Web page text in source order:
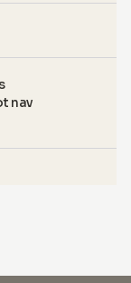
nav